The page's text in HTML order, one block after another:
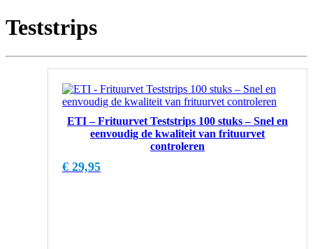
Teststrips
ETI – Frituurvet Teststrips 100 stuks – Snel en
eenvoudig de kwaliteit van frituurvet
controleren
€ 29,95